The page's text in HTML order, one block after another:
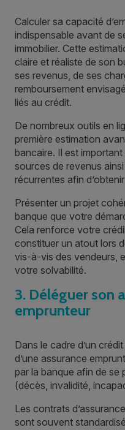
Calculer sa capacité
indispensable avant de
immobilier. Cette
claire et réaliste de son
ses revenus, de ses
remboursement
liés au crédit.
De nombreux outils en
première estimation
bancaire. Il est important
sources de revenus
récurrentes afin
Présenter un projet
banque que votre
Cela renforce votre
constituer un atout lors
vis-à-vis des vendeurs,
votre solvabilité.
3. Déléguer son
emprunteur
Dans le cadre d’un
d’une assurance
par la banque afin de se
(décès, invalidité,
Les contrats
sont souvent